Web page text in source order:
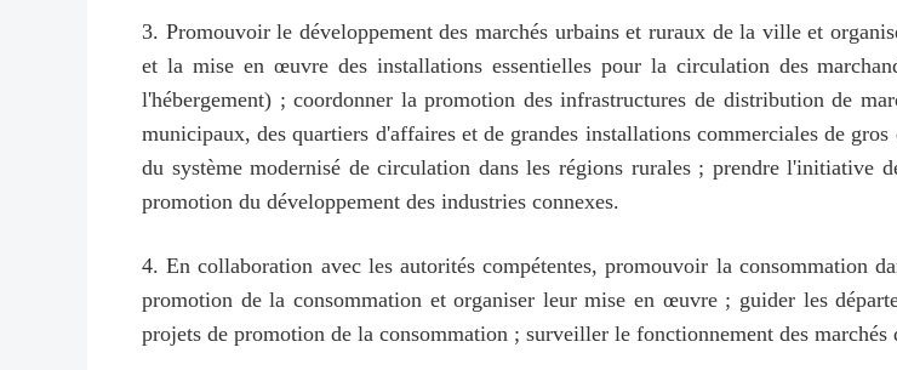
3. Promouvoir le développement des marchés urbains et ruraux de la ville et
et la mise en œuvre des installations essentielles pour la circulation des
l'hébergement) ; coordonner la promotion des infrastructures de distribution de
municipaux, des quartiers d'affaires et de grandes installations commerciales de
du système modernisé de circulation dans les régions rurales ; prendre l'initiative
promotion du développement des industries connexes.
4. En collaboration avec les autorités compétentes, promouvoir la consommation
promotion de la consommation et organiser leur mise en œuvre ; guider les
projets de promotion de la consommation ; surveiller le fonctionnement des marchés